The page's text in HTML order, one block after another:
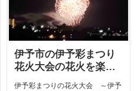
伊予市の伊予彩まつり
花火大会の花火を楽し
みましたよ♪
伊予彩まつりの花火大会 ～伊予